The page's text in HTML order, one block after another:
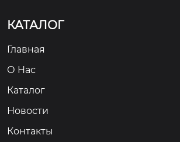
КАТАЛОГ
Главная
О Hас
Каталог
Новости
Контакты